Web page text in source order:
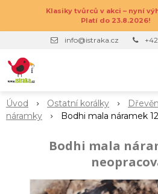
Klasiky tvůrců v akci – nyní
Platí do 23.8.2026!
info@istraka.cz
Úvod Ostatní korálky
náramky
Bodhi mala náramek
Bodhi mala